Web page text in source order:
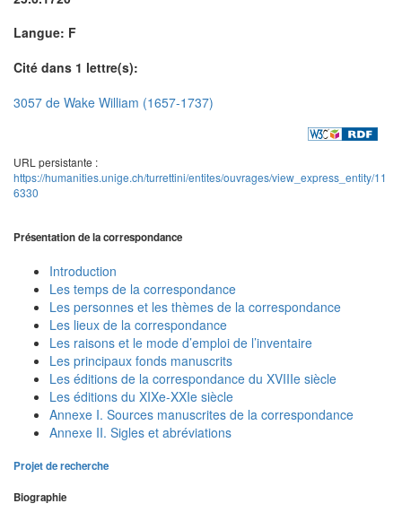
Langue: F
Cité dans 1 lettre(s):
3057 de Wake William (1657-1737)
URL persistante :
https://humanities.unige.ch/turrettini/entites/ouvrages/view_express_entity/11
6330
Présentation de la correspondance
Introduction
Les temps de la correspondance
Les personnes et les thèmes de la correspondance
Les lieux de la correspondance
Les raisons et le mode d’emploi de l’inventaire
Les principaux fonds manuscrits
Les éditions de la correspondance du XVIIIe siècle
Les éditions du XIXe-XXIe siècle
Annexe I. Sources manuscrites de la correspondance
Annexe II. Sigles et abréviations
Projet de recherche
Biographie